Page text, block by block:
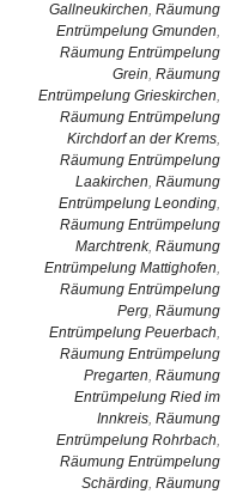
Gallneukirchen, Räumung
Entrümpelung Gmunden,
Räumung Entrümpelung
Grein, Räumung
Entrümpelung Grieskirchen,
Räumung Entrümpelung
Kirchdorf an der Krems,
Räumung Entrümpelung
Laakirchen, Räumung
Entrümpelung Leonding,
Räumung Entrümpelung
Marchtrenk, Räumung
Entrümpelung Mattighofen,
Räumung Entrümpelung
Perg, Räumung
Entrümpelung Peuerbach,
Räumung Entrümpelung
Pregarten, Räumung
Entrümpelung Ried im
Innkreis, Räumung
Entrümpelung Rohrbach,
Räumung Entrümpelung
Schärding, Räumung